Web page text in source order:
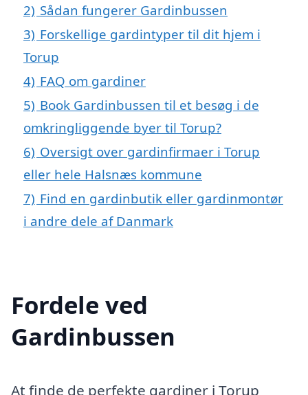
2) Sådan fungerer Gardinbussen
3) Forskellige gardintyper til dit hjem i
Torup
4) FAQ om gardiner
5) Book Gardinbussen til et besøg i de
omkringliggende byer til Torup?
6) Oversigt over gardinfirmaer i Torup
eller hele Halsnæs kommune
7) Find en gardinbutik eller gardinmontør
i andre dele af Danmark
Fordele ved
Gardinbussen
At finde de perfekte gardiner i Torup